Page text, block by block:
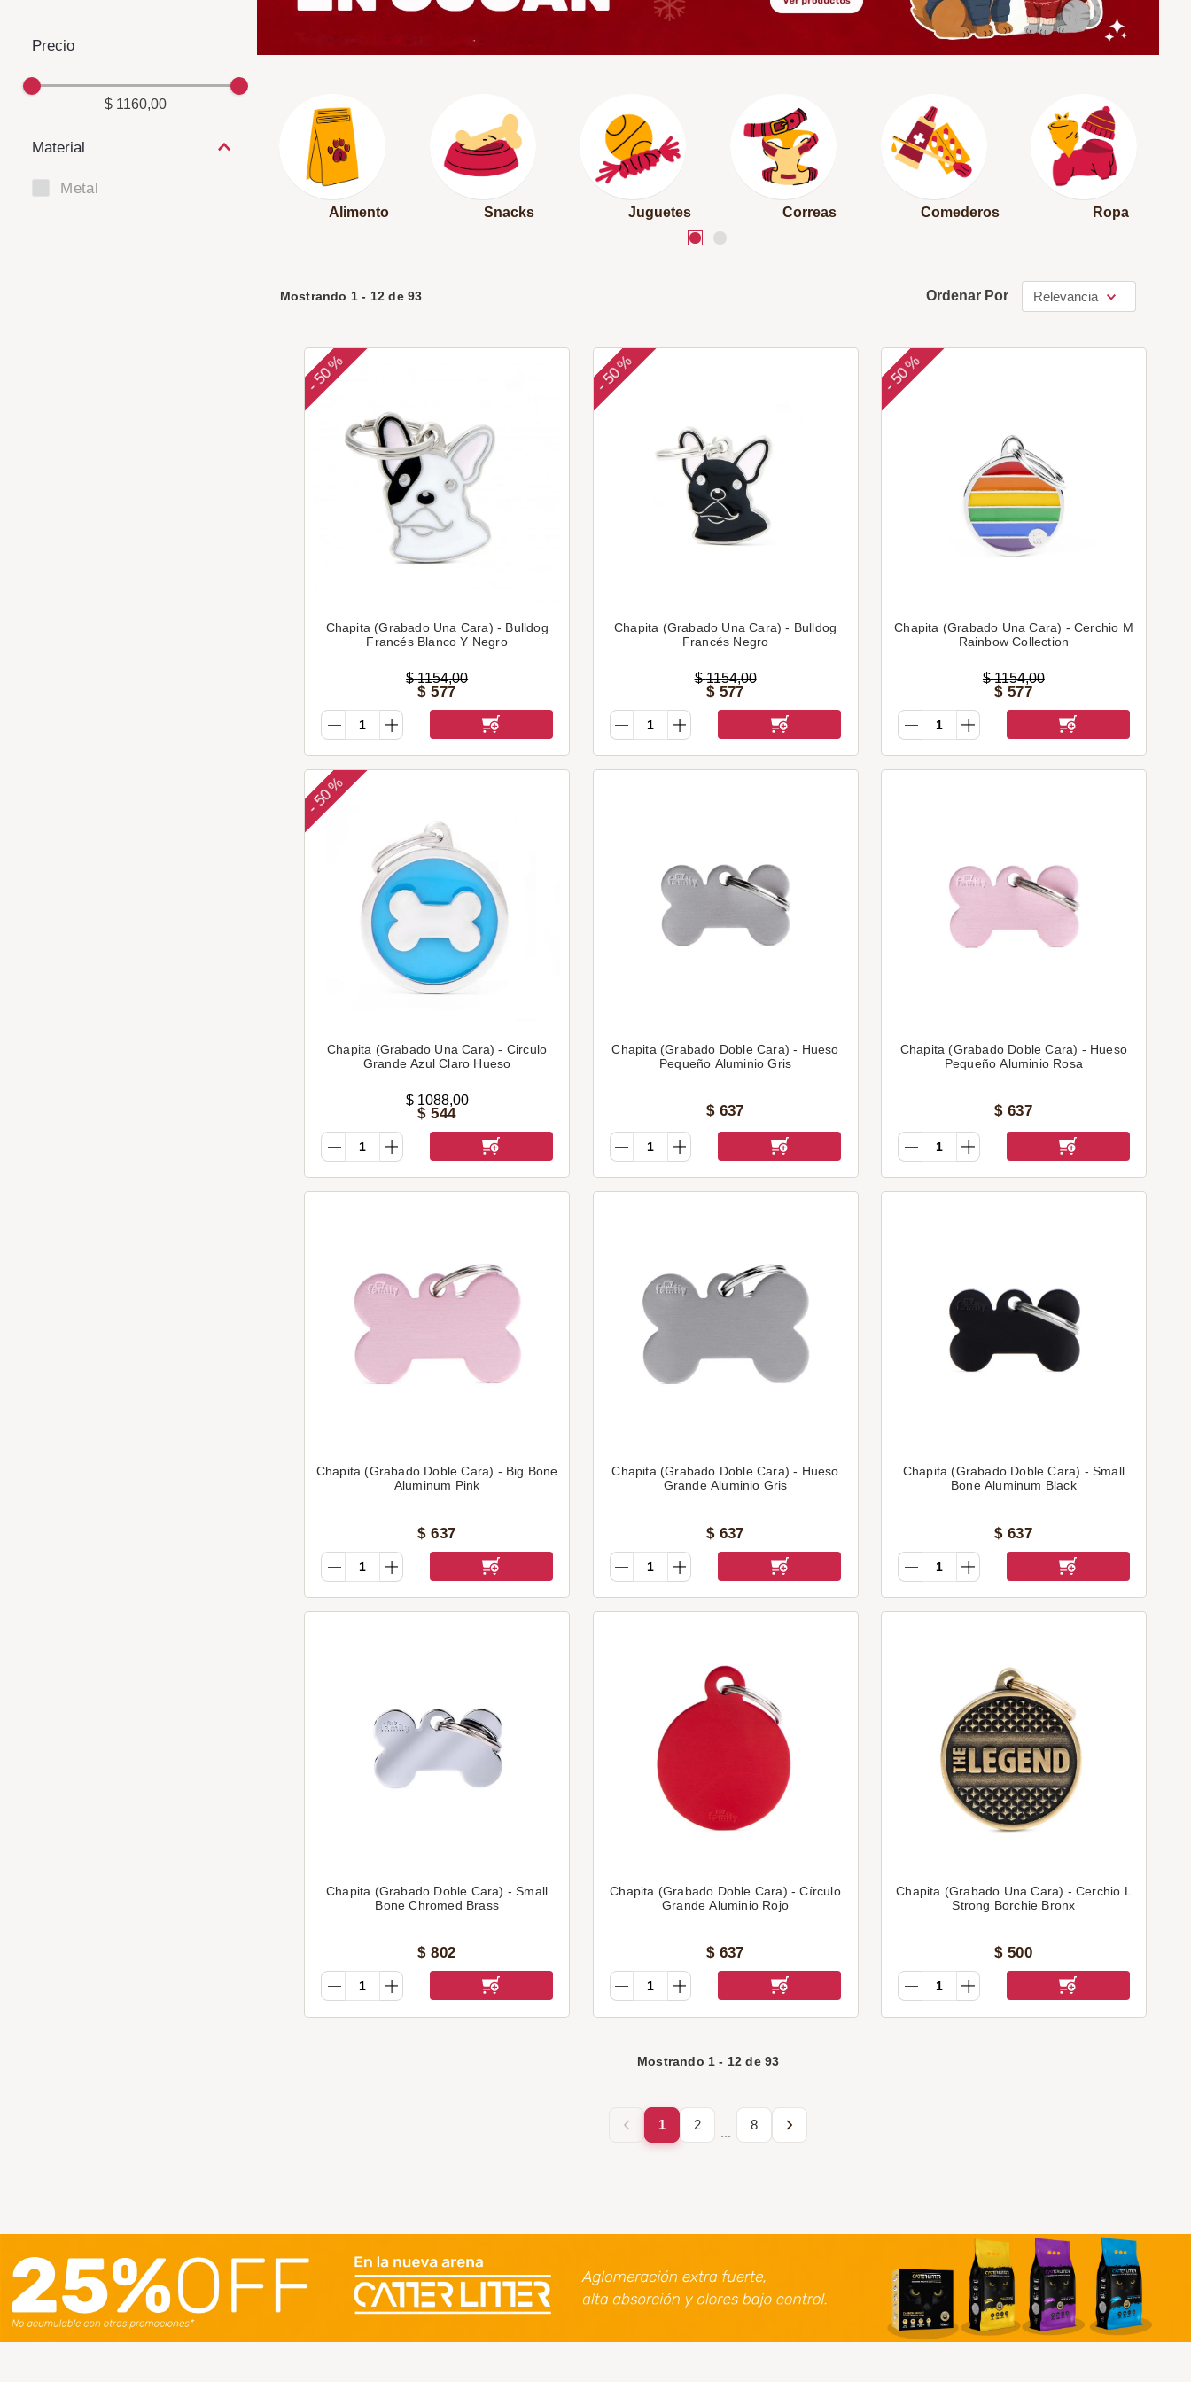
Material
Metal
$ 1160,00
Alimento Snacks Juguetes Correas Comederos Ropa
Mostrando 1 - 12 de 93 Ordenar Por Relevancia
-
50 %
Chapita (Grabado Una Cara) - Bulldog
Francés Blanco Y Negro
$ 1154,00
$ 577
-
50 %
Chapita (Grabado Una Cara) - Bulldog
Francés Negro
$ 1154,00
$ 577
-
50 %
Chapita (Grabado Una Cara) - Cerchio M
Rainbow Collection
$ 1154,00
$ 577
-
50 %
Chapita (Grabado Una Cara) - Circulo
Grande Azul Claro Hueso
$ 1088,00
$ 544
Chapita (Grabado Doble Cara) - Hueso
Pequeño Aluminio Gris
$ 637
Chapita (Grabado Doble Cara) - Hueso
Pequeño Aluminio Rosa
$ 637
Chapita (Grabado Doble Cara) - Big Bone
Aluminum Pink
$ 637
Chapita (Grabado Doble Cara) - Hueso
Grande Aluminio Gris
$ 637
Chapita (Grabado Doble Cara) - Small
Bone Aluminum Black
$ 637
Chapita (Grabado Doble Cara) - Small
Bone Chromed Brass
$ 802
Chapita (Grabado Doble Cara) - Círculo
Grande Aluminio Rojo
$ 637
Chapita (Grabado Una Cara) - Cerchio L
Strong Borchie Bronx
$ 500
Mostrando 1 - 12 de 93
1 2 ... 8